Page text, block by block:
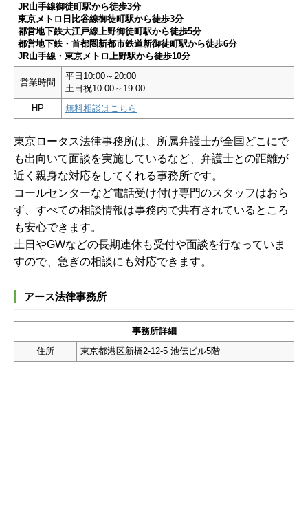
JR山手線御徒町駅から徒歩3分
東京メトロ日比谷線御徒町駅から徒歩3分
都営地下鉄大江戸線上野御徒町駅から徒歩5分
都営地下鉄・首都圏新都市鉄道新御徒町駅から徒歩6分
JR山手線・東京メトロ上野駅から徒歩10分
営業時間
平日10:00～20:00
土日祝10:00～19:00
HP
無料相談はこちら
東京ロータス法律事務所は、所属弁護士が全国どこにで
も出向いて面談を実施しているなど、弁護士との距離が
近く親身な対応をしてくれる事務所です。
コールセンターなど電話受け付け専門のスタッフはおら
ず、すべての相談情報は事務内で共有されているところ
も安心できます。
土日やGWなどの長期連休も受付や面談を行なっていま
すので、急ぎの相談にも対応できます。
アース法律事務所
事務所詳細
住所
東京都港区新橋2-12-5 池伝ビル5階